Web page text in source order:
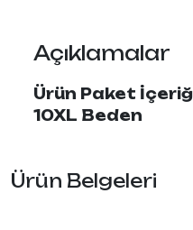
Açıklamalar
Ürün Paket
10XL Beden
Ürün Belgeleri